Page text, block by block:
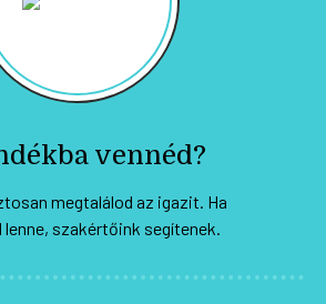
vennéd?
megtalálod az igazit. Ha
lenne, szakértőink segítenek.